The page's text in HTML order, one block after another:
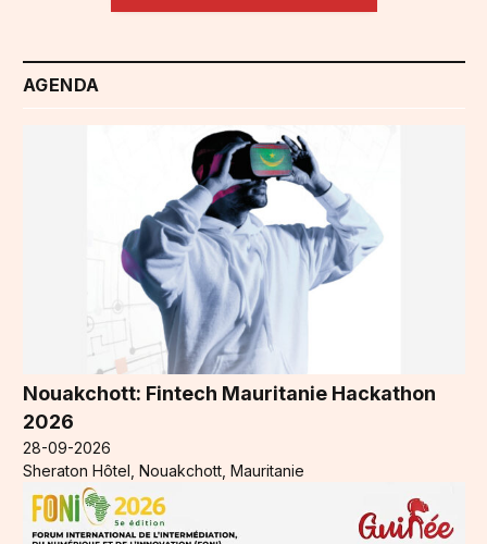
AGENDA
Nouakchott: Fintech Mauritanie Hackathon
2026
28-09-2026
Sheraton Hôtel, Nouakchott, Mauritanie